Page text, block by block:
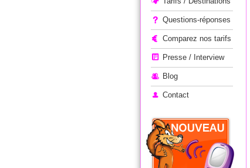
Questions-réponses
Comparez nos tarifs
Presse / Interview
Blog
Contact